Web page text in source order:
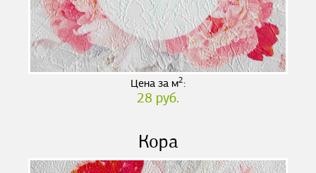
Цена за м2:
28 руб.
Кора